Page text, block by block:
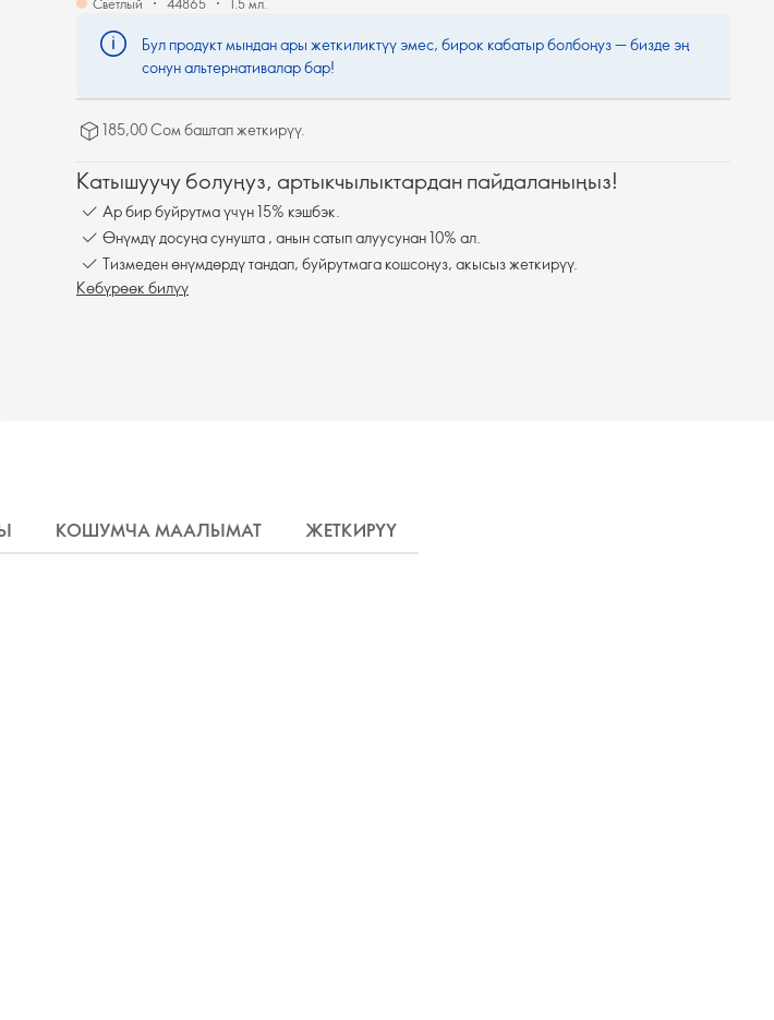
Бул продукт мындан ары жеткиликтүү эмес, бирок кабатыр болбоңуз — бизде эң
сонун альтернативалар бар!
185,00 Сом баштап жеткирүү.
Катышуучу болуңуз, артыкчылыктардан пайдаланыңыз!
Ар бир буйрутма үчүн 15% кэшбэк.
Өнүмдү досуңа сунушта , анын сатып алуусунан 10% ал.
Тизмеден өнүмдөрдү тандап, буйрутмага кошсоңуз, акысыз жеткирүү.
Көбүрөөк билүү
КОШУМЧА МААЛЫМАТ ЖЕТКИРҮҮ